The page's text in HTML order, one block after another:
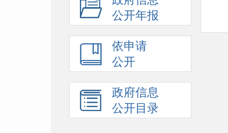
公开年报
依申请
公开
政府信息
公开目录